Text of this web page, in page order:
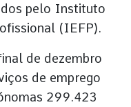
pelo Instituto
(IEFP).
de dezembro
de emprego
299.423